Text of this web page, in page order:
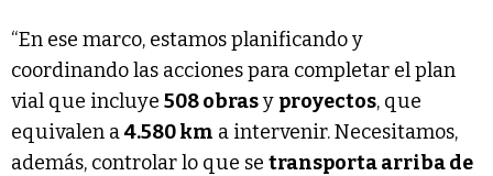
“En ese marco, estamos planificando y
coordinando las acciones para completar el plan
vial que incluye 508 obrasy proyectos, que
equivalen a4.580 km a intervenir. Necesitamos,
además, controlar lo que se transporta arriba de